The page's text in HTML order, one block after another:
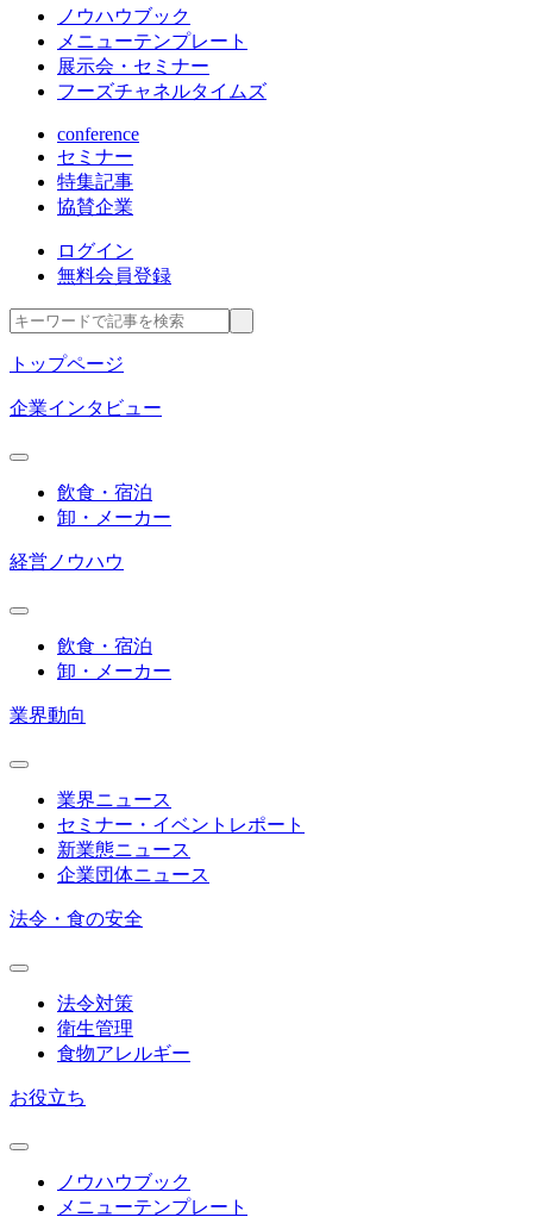
ノウハウブック
メニューテンプレート
展示会・セミナー
フーズチャネルタイムズ
conference
セミナー
特集記事
協賛企業
ログイン
無料会員登録
トップページ
企業インタビュー
飲食・宿泊
卸・メーカー
経営ノウハウ
飲食・宿泊
卸・メーカー
業界動向
業界ニュース
セミナー・イベントレポート
新業態ニュース
企業団体ニュース
法令・食の安全
法令対策
衛生管理
食物アレルギー
お役立ち
ノウハウブック
メニューテンプレート